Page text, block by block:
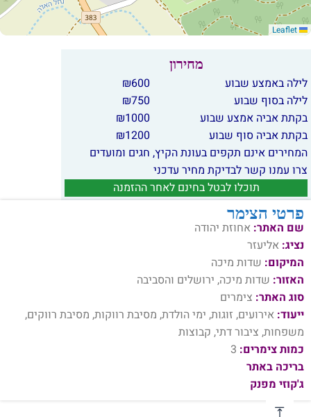
מחירון
לילה באמצע שבוע 600
₪
לילה בסוף שבוע
750
₪
בקתת אביה אמצע שבוע
1000
₪
בקתת אביה סוף שבוע
1200
₪
המחירים אינם תקפים בעונת הקיץ, חגים ומועדים
צרו עמנו קשר לבדיקת מחיר עדכני
תוכלו לבטל בחינם לאחר ההזמנה
פרטי הצימר
שם האתר: אחוזת יהודה
נציג: אליעזר
המיקום: שדות מיכה
האזור: שדות מיכה, ירושלים והסביבה
סוג האתר: צימרים
ייעוד: אירועים, זוגות, ימי הולדת, מסיבת רווקות, מסיבת רווקים,
משפחות, ציבור דתי, קבוצות
כמות צימרים: 3
בריכה באתר
ג'קוזי מפנק